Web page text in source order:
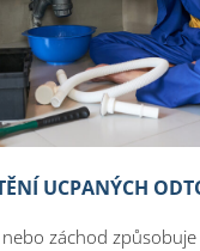
UCPANÝCH
záchod